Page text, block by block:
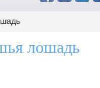
лошадь